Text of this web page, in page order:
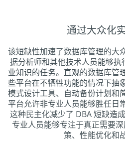
通过大众化
该短缺性加速了数据库管理的大
据分析师和其他技术人员能够执
业知识的任务。直观的数据库管
些平台在不牺牲功能的情况下抽
模式设计工具、自动备份计划和
平台允许非专业人员能够胜任日
这种民主化减少了 DBA 短缺造
专业人员能够专注于真正需要
策、性能优化和